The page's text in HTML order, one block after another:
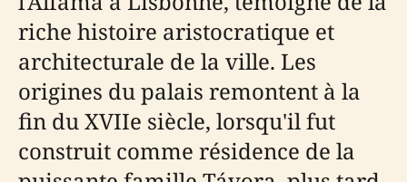
riche histoire aristocratique et
architecturale de la ville. Les
origines du palais remontent à la
fin du XVIIe siècle, lorsqu'il fut
construit comme résidence de la